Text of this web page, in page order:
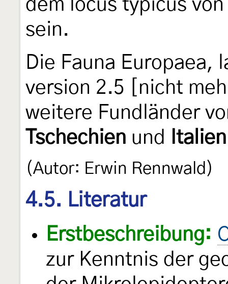
dem locus typicus
sein.
Die Fauna Europaea,
version 2.5 [nicht
weitere Fundländer
Tschechien und Italien
(Autor: Erwin Rennwald)
4.5. Literatur
Erstbeschreibung:
zur Kenntnis der